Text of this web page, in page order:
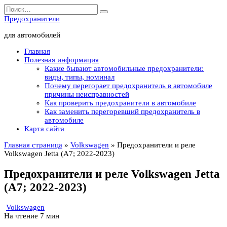
Перейти
к
содержанию
Search
for:
Предохранители
для автомобилей
Главная
Полезная информация
Какие бывают автомобильные предохранители:
виды, типы, номинал
Почему перегорает предохранитель в автомобиле
причины неисправностей
Как проверить предохранители в автомобиле
Как заменить перегоревший предохранитель в
автомобиле
Карта сайта
Главная страница » Volkswagen » Предохранители и реле
Volkswagen Jetta (A7; 2022-2023)
Предохранители и реле Volkswagen Jetta
(A7; 2022-2023)
Volkswagen
На чтение 7 мин